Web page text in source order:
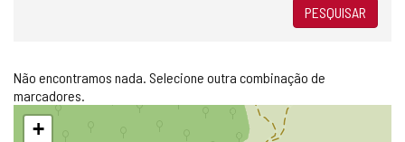
PESQUISAR
Não encontramos nada. Selecione outra combinação de
marcadores.
Pular
mapa
+